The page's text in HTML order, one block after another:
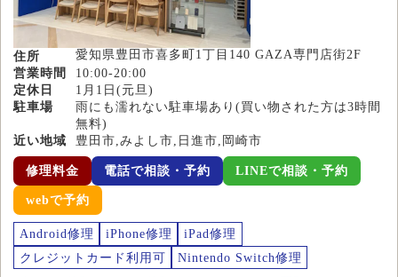
住所
愛知県豊田市喜多町1丁目140 GAZA専門店街2F
営業時間
10:00-20:00
定休日
1月1日(元旦)
駐車場
雨にも濡れない駐車場あり(買い物された方は3時間
無料)
近い地域
豊田市,みよし市,日進市,岡崎市
修理料金 電話で相談・予約 LINEで相談・予約
webで予約
Android修理 iPhone修理
iPad修理
クレジットカード利用可
Nintendo Switch修理